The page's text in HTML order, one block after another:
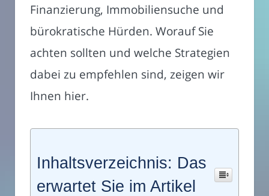
Finanzierung, Immobiliensuche und
bürokratische Hürden. Worauf Sie
achten sollten und welche Strategien
dabei zu empfehlen sind, zeigen wir
Ihnen hier.
Inhaltsverzeichnis: Das
erwartet Sie im Artikel